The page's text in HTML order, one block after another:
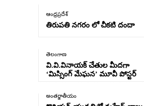
ఆంధ్రప్రదేశ్
తిరుపతి నగరం లో చీకటి దందా
తెలంగాణ
వి.వి.వినాయక్ చేతుల మీదగా
‘మిస్సింగ్ మేఘన’ మూవీ పోస్టర్
అంతర్జాతీయం